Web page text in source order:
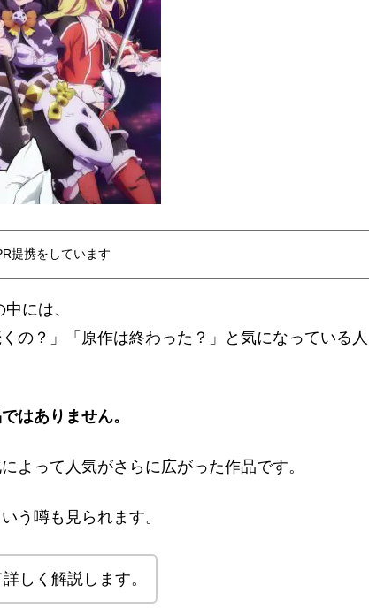
提携をしています
には、
の？」「原作は終わった？」と気になっている人
はありません。
よって人気がさらに広がった作品です。
う噂も見られます。
しく解説します。